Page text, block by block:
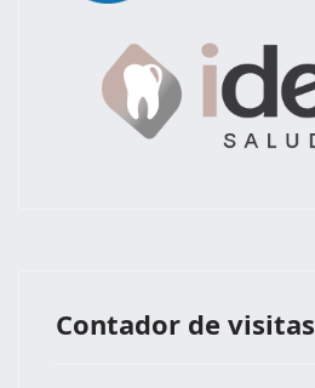
Contador de visitas